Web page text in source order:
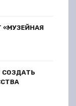
«МУЗЕЙНАЯ
СОЗДАТЬ